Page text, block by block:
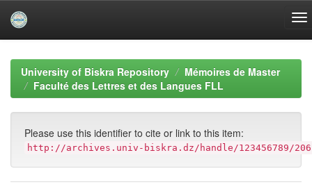
navigationUniversity of Biskra Repository
Mémoires de Master
Faculté des Lettres et des Langues FLL
Please use this identifier to cite or link to this item:
http://archives.univ-biskra.dz/handle/123456789/